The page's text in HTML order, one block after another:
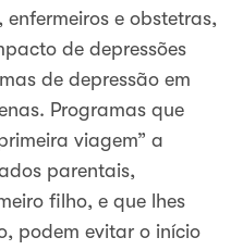
e obstetras,
de depressões
de depressão em
Programas que
viagem” a
parentais,
filho, e que lhes
podem evitar o início